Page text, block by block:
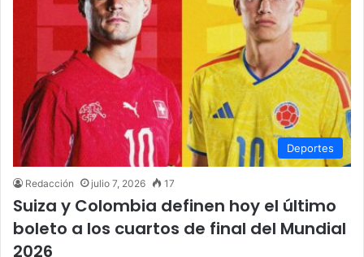
Deportes
Redacción julio 7, 2026 17
Suiza y Colombia definen hoy el último
boleto a los cuartos de final del Mundial
2026